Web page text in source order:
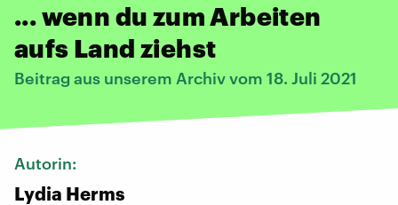
... wenn du zum Arbeiten
aufs Land ziehst
Beitrag aus unserem Archiv vom 18. Juli 2021
Autorin:
Lydia Herms